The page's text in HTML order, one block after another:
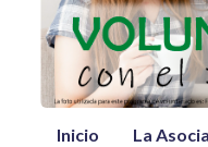
Inicio La